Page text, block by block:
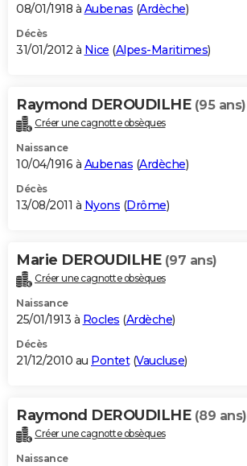
08/01/1918 à Aubenas (Ardèche)
Décès
31/01/2012 à Nice (Alpes-Maritimes)
Raymond DEROUDILHE (95 ans)
Créer une cagnotte obsèques
Naissance
10/04/1916 à Aubenas (Ardèche)
Décès
13/08/2011 à Nyons (Drôme)
Marie DEROUDILHE (97 ans)
Créer une cagnotte obsèques
Naissance
25/01/1913 à Rocles (Ardèche)
Décès
21/12/2010 au Pontet(Vaucluse)
Raymond DEROUDILHE (89 ans)
Créer une cagnotte obsèques
Naissance